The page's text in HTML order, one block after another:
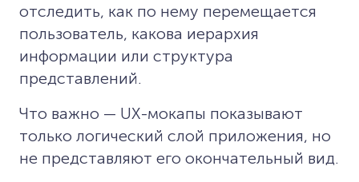
отследить, как по нему перемещается
пользователь, какова иерархия
информации или структура
представлений.
Что важно — UX-мокапы показывают
только логический слой приложения, но
не представляют его окончательный вид.